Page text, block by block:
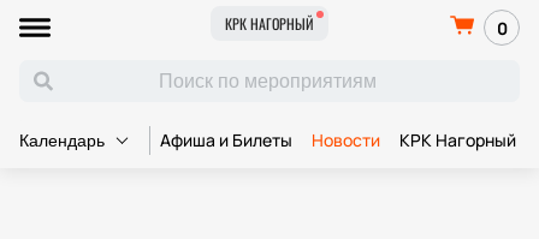
КРК НАГОРНЫЙ 0
Календарь Афиша и Билеты Новости КРК Нагорный